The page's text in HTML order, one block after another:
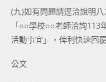
(九)如有問題請逕洽說明
「○○學校○○老師洽詢113
活動事宜」，俾利快速回
公文